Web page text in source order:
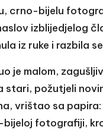
crno-bijelu
izblijedjelog
iz ruke i razbila
je malom,
stari, požutjeli
vrištao sa papira:
fotografiji,